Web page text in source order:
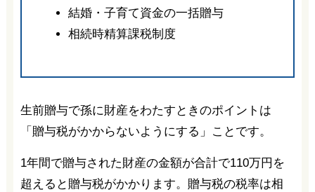
結婚・子育て資金の一括贈与
相続時精算課税制度
生前贈与で孫に財産をわたすときのポイントは
「贈与税がかからないようにする」ことです。
1年間で贈与された財産の金額が合計で110万円を
超えると贈与税がかかります。贈与税の税率は相